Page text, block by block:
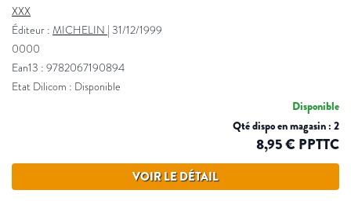
XXX
Éditeur : MICHELIN | 31/12/1999
0000
Ean13 : 9782067190894
Etat Dilicom : Disponible
Disponible
Qté dispo en magasin : 2
8,95 € PPTTC
VOIR LE DÉTAIL